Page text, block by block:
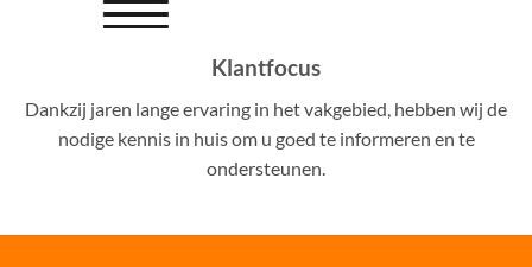
Klantfocus
Dankzij jaren lange ervaring in het vakgebied, hebben wij de
nodige kennis in huis om u goed te informeren en te
ondersteunen.